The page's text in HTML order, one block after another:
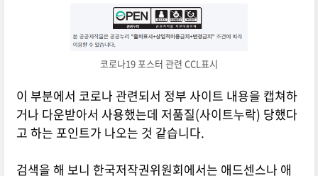
코로나19 포스터 관련 CCL표시
이 부분에서 코로나 관련되서 정부 사이트 내용을 캡쳐하
거나 다운받아서 사용했는데 저품질(사이트누락) 당했다
고 하는 포인트가 나오는 것 같습니다.
검색을 해 보니 한국저작권위원회에서는 애드센스나 애